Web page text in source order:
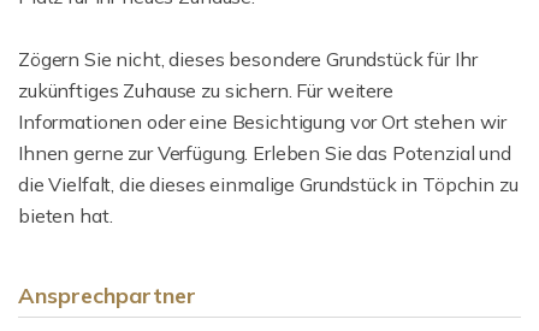
Zögern Sie nicht, dieses besondere Grundstück für Ihr
zukünftiges Zuhause zu sichern. Für weitere
Informationen oder eine Besichtigung vor Ort stehen wir
Ihnen gerne zur Verfügung. Erleben Sie das Potenzial und
die Vielfalt, die dieses einmalige Grundstück in Töpchin zu
bieten hat.
Ansprechpartner